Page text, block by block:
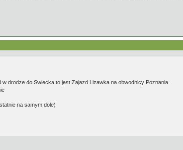
drodze do Swiecka to jest Zajazd Lizawka na obwodnicy Poznania.
na samym dole)